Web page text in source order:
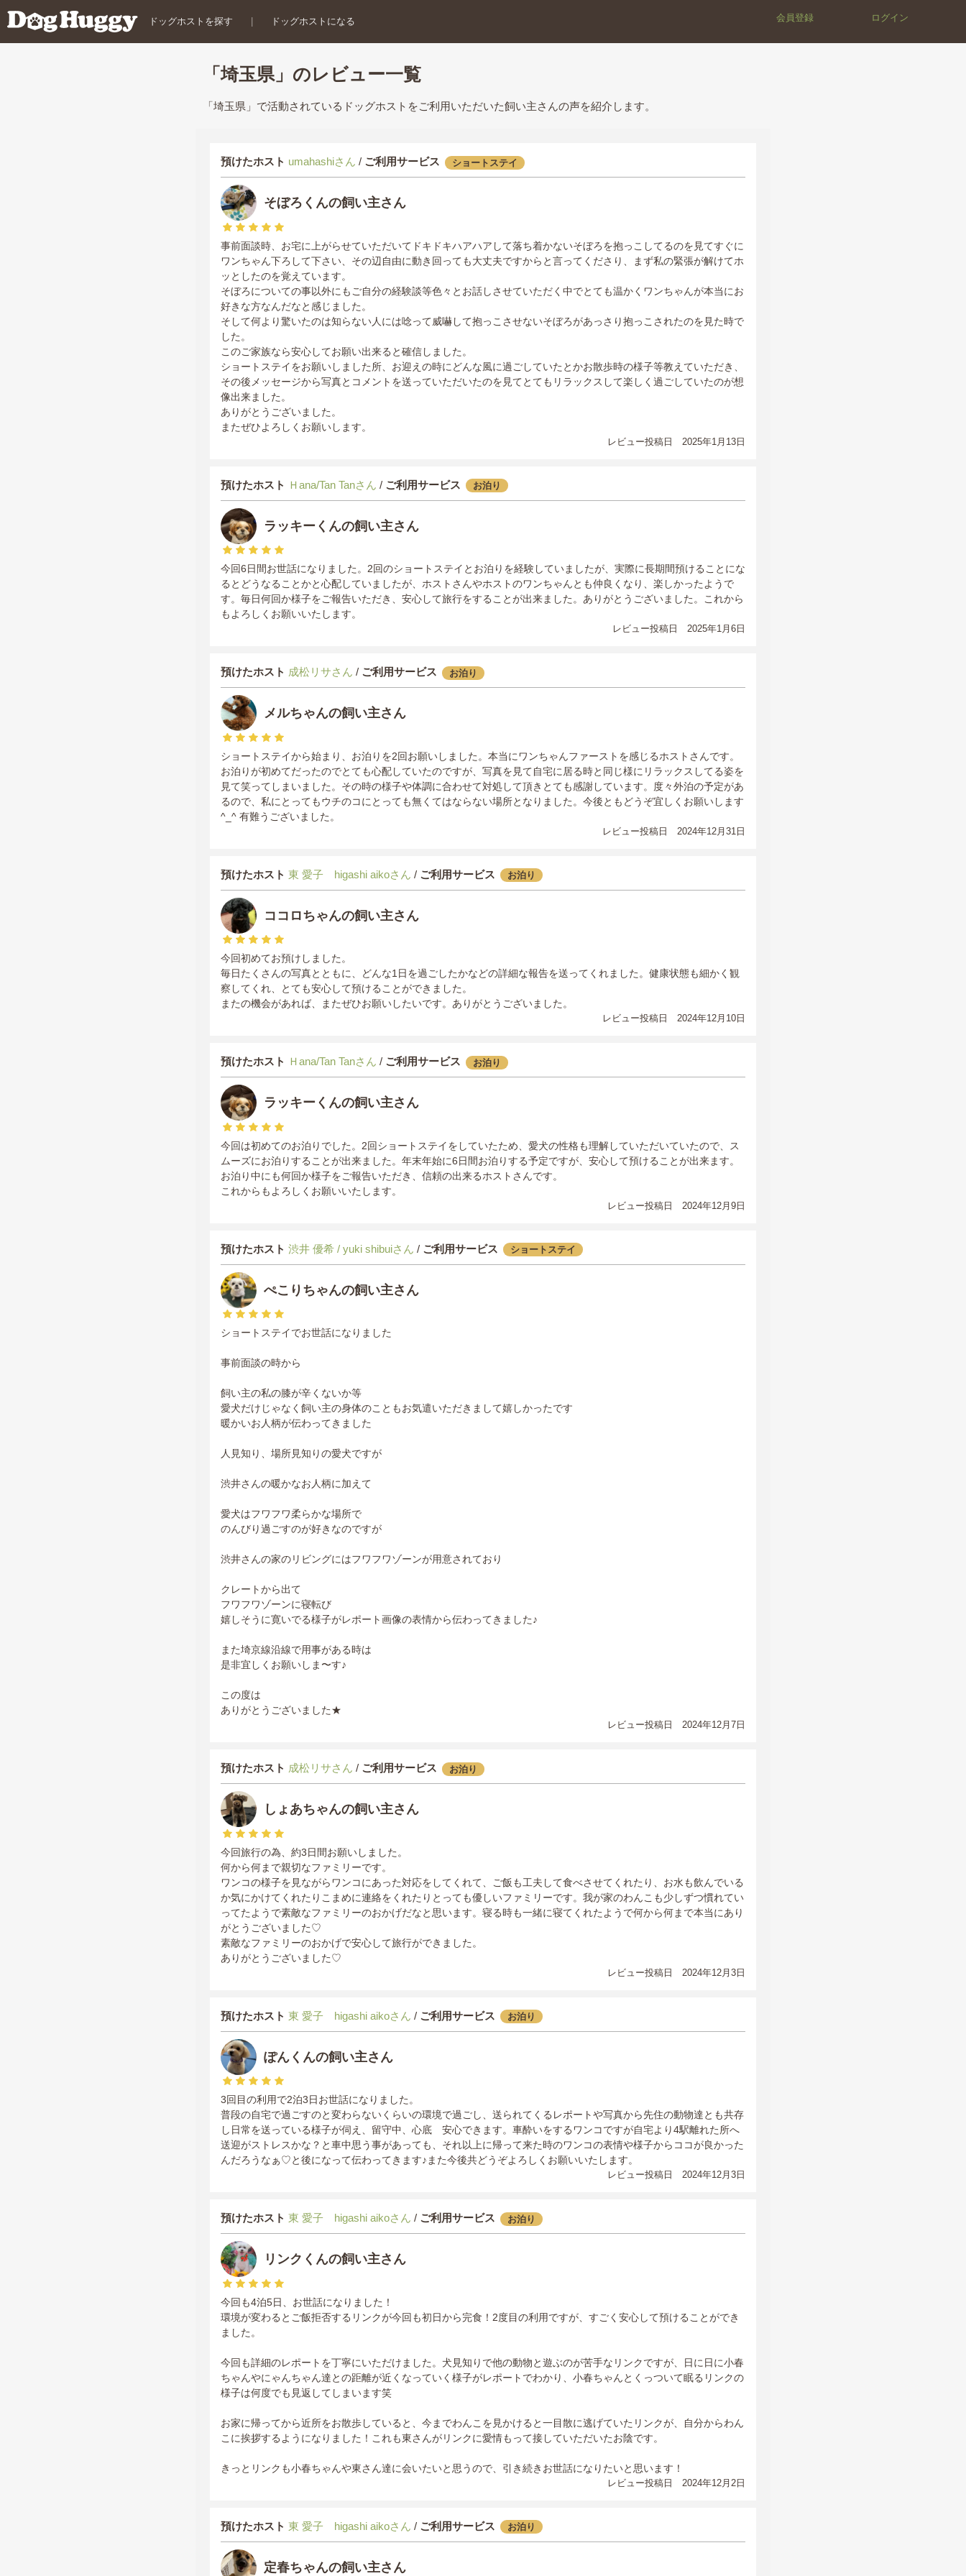
ドッグホストを探す ドッグホストになる 会員登録 ログイン
「埼玉県」のレビュー一覧
「埼玉県」で活動されているドッグホストをご利用いただいた飼い主さんの声を紹介します。
預けたホスト umahashiさん / ご利用サービス ショートステイ
そぼろくんの飼い主さん
事前面談時、お宅に上がらせていただいてドキドキハアハアして落ち着かないそぼろを抱っこしてるのを見てすぐに
ワンちゃん下ろして下さい、その辺自由に動き回っても大丈夫ですからと言ってくださり、まず私の緊張が解けてホ
ッとしたのを覚えています。
そぼろについての事以外にもご自分の経験談等色々とお話しさせていただく中でとても温かくワンちゃんが本当にお
好きな方なんだなと感じました。
そして何より驚いたのは知らない人には唸って威嚇して抱っこさせないそぼろがあっさり抱っこされたのを見た時で
した。
このご家族なら安心してお願い出来ると確信しました。
ショートステイをお願いしました所、お迎えの時にどんな風に過ごしていたとかお散歩時の様子等教えていただき、
その後メッセージから写真とコメントを送っていただいたのを見てとてもリラックスして楽しく過ごしていたのが想
像出来ました。
ありがとうございました。
またぜひよろしくお願いします。
レビュー投稿日 2025年1月13日
預けたホスト Ｈana/Tan Tanさん / ご利用サービス お泊り
ラッキーくんの飼い主さん
今回6日間お世話になりました。2回のショートステイとお泊りを経験していましたが、実際に長期間預けることにな
るとどうなることかと心配していましたが、ホストさんやホストのワンちゃんとも仲良くなり、楽しかったようで
す。毎日何回か様子をご報告いただき、安心して旅行をすることが出来ました。ありがとうございました。これから
もよろしくお願いいたします。
レビュー投稿日 2025年1月6日
預けたホスト 成松リサさん / ご利用サービス お泊り
メルちゃんの飼い主さん
ショートステイから始まり、お泊りを2回お願いしました。本当にワンちゃんファーストを感じるホストさんです。
お泊りが初めてだったのでとても心配していたのですが、写真を見て自宅に居る時と同じ様にリラックスしてる姿を
見て笑ってしまいました。その時の様子や体調に合わせて対処して頂きとても感謝しています。度々外泊の予定があ
るので、私にとってもウチのコにとっても無くてはならない場所となりました。今後ともどうぞ宜しくお願いします
^_^ 有難うございました。
レビュー投稿日 2024年12月31日
預けたホスト 東 愛子 higashi aikoさん / ご利用サービス お泊り
ココロちゃんの飼い主さん
今回初めてお預けしました。
毎日たくさんの写真とともに、どんな1日を過ごしたかなどの詳細な報告を送ってくれました。健康状態も細かく観
察してくれ、とても安心して預けることができました。
またの機会があれば、またぜひお願いしたいです。ありがとうございました。
レビュー投稿日 2024年12月10日
預けたホスト Ｈana/Tan Tanさん / ご利用サービス お泊り
ラッキーくんの飼い主さん
今回は初めてのお泊りでした。2回ショートステイをしていたため、愛犬の性格も理解していただいていたので、ス
ムーズにお泊りすることが出来ました。年末年始に6日間お泊りする予定ですが、安心して預けることが出来ます。
お泊り中にも何回か様子をご報告いただき、信頼の出来るホストさんです。
これからもよろしくお願いいたします。
レビュー投稿日 2024年12月9日
預けたホスト 渋井 優希 / yuki shibuiさん / ご利用サービス ショートステイ
ぺこりちゃんの飼い主さん
ショートステイでお世話になりました
事前面談の時から
飼い主の私の膝が辛くないか等
愛犬だけじゃなく飼い主の身体のこともお気遣いただきまして嬉しかったです
暖かいお人柄が伝わってきました
人見知り、場所見知りの愛犬ですが
渋井さんの暖かなお人柄に加えて
愛犬はフワフワ柔らかな場所で
のんびり過ごすのが好きなのですが
渋井さんの家のリビングにはフワフワゾーンが用意されており
クレートから出て
フワフワゾーンに寝転び
嬉しそうに寛いでる様子がレポート画像の表情から伝わってきました♪
また埼京線沿線で用事がある時は
是非宜しくお願いしま〜す♪
この度は
ありがとうございました★
レビュー投稿日 2024年12月7日
預けたホスト 成松リサさん / ご利用サービス お泊り
しょあちゃんの飼い主さん
今回旅行の為、約3日間お願いしました。
何から何まで親切なファミリーです。
ワンコの様子を見ながらワンコにあった対応をしてくれて、ご飯も工夫して食べさせてくれたり、お水も飲んでいる
か気にかけてくれたりこまめに連絡をくれたりとっても優しいファミリーです。我が家のわんこも少しずつ慣れてい
ってたようで素敵なファミリーのおかげだなと思います。寝る時も一緒に寝てくれたようで何から何まで本当にあり
がとうございました♡
素敵なファミリーのおかげで安心して旅行ができました。
ありがとうございました♡
レビュー投稿日 2024年12月3日
預けたホスト 東 愛子 higashi aikoさん / ご利用サービス お泊り
ぽんくんの飼い主さん
3回目の利用で2泊3日お世話になりました。
普段の自宅で過ごすのと変わらないくらいの環境で過ごし、送られてくるレポートや写真から先住の動物達とも共存
し日常を送っている様子が伺え、留守中、心底 安心できます。車酔いをするワンコですが自宅より4駅離れた所へ
送迎がストレスかな？と車中思う事があっても、それ以上に帰って来た時のワンコの表情や様子からココが良かった
んだろうなぁ♡と後になって伝わってきます♪また今後共どうぞよろしくお願いいたします。
レビュー投稿日 2024年12月3日
預けたホスト 東 愛子 higashi aikoさん / ご利用サービス お泊り
リンクくんの飼い主さん
今回も4泊5日、お世話になりました！
環境が変わるとご飯拒否するリンクが今回も初日から完食！2度目の利用ですが、すごく安心して預けることができ
ました。
今回も詳細のレポートを丁寧にいただけました。犬見知りで他の動物と遊ぶのが苦手なリンクですが、日に日に小春
ちゃんやにゃんちゃん達との距離が近くなっていく様子がレポートでわかり、小春ちゃんとくっついて眠るリンクの
様子は何度でも見返してしまいます笑
お家に帰ってから近所をお散歩していると、今までわんこを見かけると一目散に逃げていたリンクが、自分からわん
こに挨拶するようになりました！これも東さんがリンクに愛情もって接していただいたお陰です。
きっとリンクも小春ちゃんや東さん達に会いたいと思うので、引き続きお世話になりたいと思います！
レビュー投稿日 2024年12月2日
預けたホスト 東 愛子 higashi aikoさん / ご利用サービス お泊り
定春ちゃんの飼い主さん